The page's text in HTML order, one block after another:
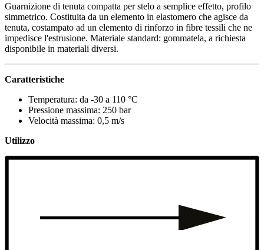
Guarnizione di tenuta compatta per stelo a semplice effetto, profilo
simmetrico. Costituita da un elemento in elastomero che agisce da
tenuta, costampato ad un elemento di rinforzo in fibre tessili che ne
impedisce l'estrusione. Materiale standard: gommatela, a richiesta
disponibile in materiali diversi.
Caratteristiche
Temperatura: da -30 a 110 °C
Pressione massima: 250 bar
Velocità massima: 0,5 m/s
Utilizzo